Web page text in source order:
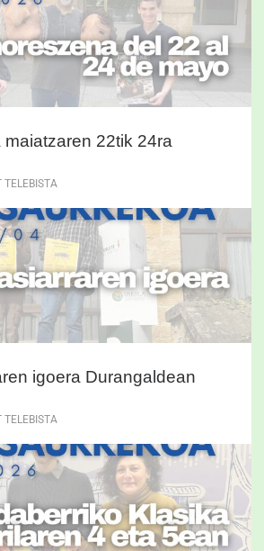
22tik 24ra
TELEBISTA
igoera Durangaldean
TELEBISTA